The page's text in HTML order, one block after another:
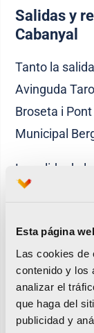
Esta página
Las cookies de
contenido y los
analizar el
que haga del
publicidad y
Salidas y
Cabanyal
Tanto la
Avinguda
Broseta i
Municipal
La salida de
para los
para los
a pie y
La carrera
la ciudad